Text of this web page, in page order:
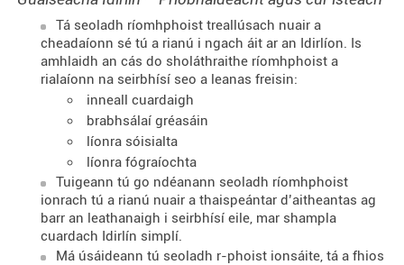
Tá seoladh ríomhphoist treallúsach nuair a
cheadaíonn sé tú a rianú i ngach áit ar an Idirlíon. Is
amhlaidh an cás do sholáthraithe ríomhphoist a
rialaíonn na seirbhísí seo a leanas freisin:
inneall cuardaigh
brabhsálaí gréasáin
líonra sóisialta
líonra fógraíochta
Tuigeann tú go ndéanann seoladh ríomhphoist
ionrach tú a rianú nuair a thaispeántar d’aitheantas ag
barr an leathanaigh i seirbhísí eile, mar shampla
cuardach Idirlín simplí.
Má úsáideann tú seoladh r-phoist ionsáite, tá a fhios